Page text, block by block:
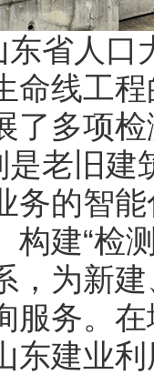
省人口
命线工
了多项
老旧建
务的智
构建“
，为新
服务。
东建业